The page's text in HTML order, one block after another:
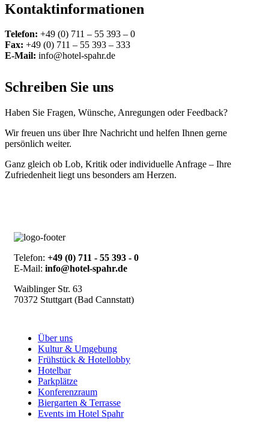
Kontaktinformationen
Telefon: +49 (0) 711 – 55 393 – 0
Fax: +49 (0) 711 – 55 393 – 333
E-Mail: info@hotel-spahr.de
Schreiben Sie uns
Haben Sie Fragen, Wünsche, Anregungen oder Feedback?
Wir freuen uns über Ihre Nachricht und helfen Ihnen gerne
persönlich weiter.
Ganz gleich ob Lob, Kritik oder individuelle Anfrage – Ihre
Zufriedenheit liegt uns besonders am Herzen.
Telefon: +49 (0) 711 - 55 393 - 0
E-Mail: info@hotel-spahr.de
Waiblinger Str. 63
70372 Stuttgart (Bad Cannstatt)
Über uns
Kultur & Umgebung
Frühstück & Hotellobby
Hotelbar
Parkplätze
Konferenzraum
Biergarten & Terrasse
Events im Hotel Spahr